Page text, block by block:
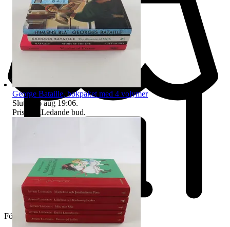
Företag
George Bataille, bokpaket med 4 volymer
Sluttid
16 aug 19:06.
Pris:
,Ledande bud.